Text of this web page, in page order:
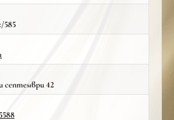
585
септември 42